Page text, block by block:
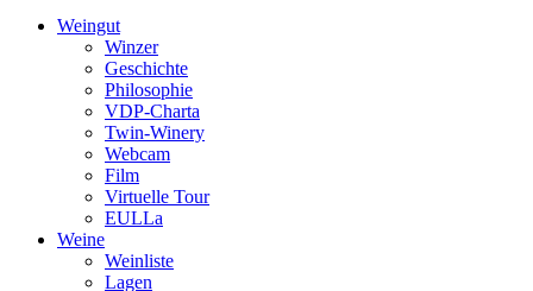
Weingut
Winzer
Geschichte
Philosophie
VDP-Charta
Twin-Winery
Webcam
Film
Virtuelle Tour
EULLa
Weine
Weinliste
Lagen